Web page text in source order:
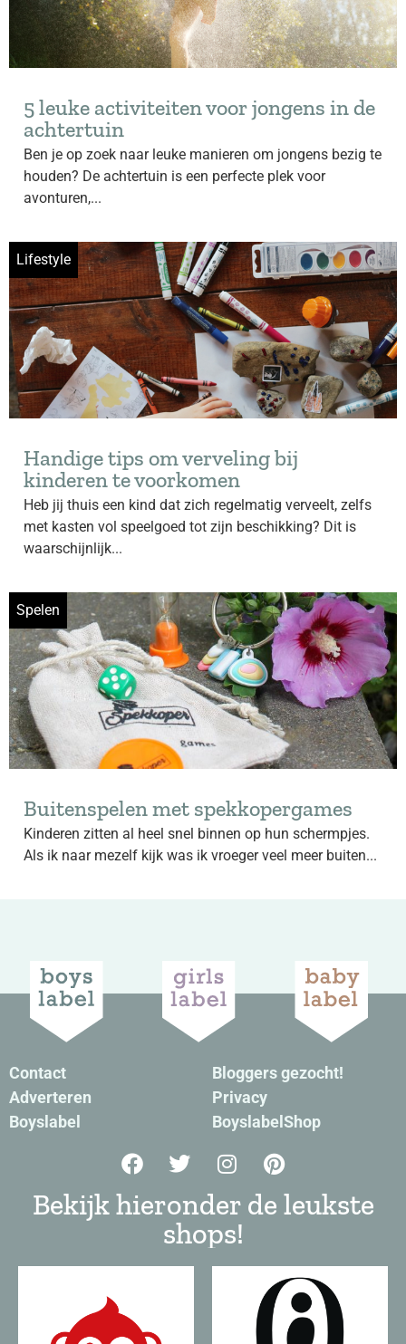
5 leuke activiteiten voor jongens in de
achtertuin
Ben je op zoek naar leuke manieren om jongens bezig te
houden? De achtertuin is een perfecte plek voor
avonturen,...
Lifestyle
Handige tips om verveling bij
kinderen te voorkomen
Heb jij thuis een kind dat zich regelmatig verveelt, zelfs
met kasten vol speelgoed tot zijn beschikking? Dit is
waarschijnlijk...
Spelen
Buitenspelen met spekkopergames
Kinderen zitten al heel snel binnen op hun schermpjes.
Als ik naar mezelf kijk was ik vroeger veel meer buiten...
Contact
Adverteren
Boyslabel
Bloggers gezocht!
Privacy
BoyslabelShop
Bekijk hieronder de leukste
shops!